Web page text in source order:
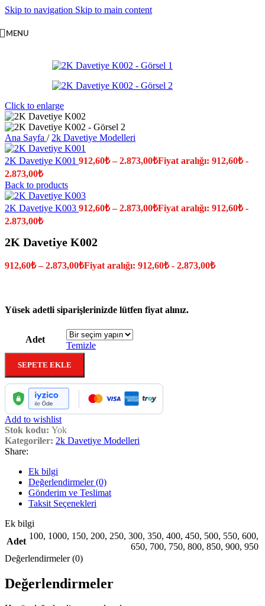
Skip to navigation Skip to main content
MENU
Click to enlarge
Ana Sayfa / 2k Davetiye Modelleri
2K Davetiye K001 912,60₺ –2.873,00₺Fiyat aralığı: 912,60₺ -
2.873,00₺
Back to products
2K Davetiye K003 912,60₺ –2.873,00₺Fiyat aralığı: 912,60₺ -
2.873,00₺
2K Davetiye K002
912,60₺ –2.873,00₺Fiyat aralığı: 912,60₺ - 2.873,00₺
Yüsek adetli siparişlerinizde lütfen fiyat alınız.
Adet
Temizle
SEPETE EKLE
Add to wishlist
Stok kodu: Yok
Kategoriler: 2k Davetiye Modelleri
Share:
Ek bilgi
Değerlendirmeler (0)
Gönderim ve Teslimat
Taksit Seçenekleri
Ek bilgi
Adet
100, 1000, 150, 200, 250, 300, 350, 400, 450, 500, 550, 600,
650, 700, 750, 800, 850, 900, 950
Değerlendirmeler (0)
Değerlendirmeler